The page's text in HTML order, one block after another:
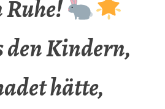
den Kindern,
hätte,